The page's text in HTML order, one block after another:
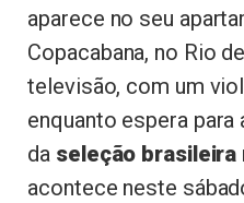
aparece no seu
Copacabana, no Rio
televisão, com um
enquanto espera
da seleção brasileira
acontece neste